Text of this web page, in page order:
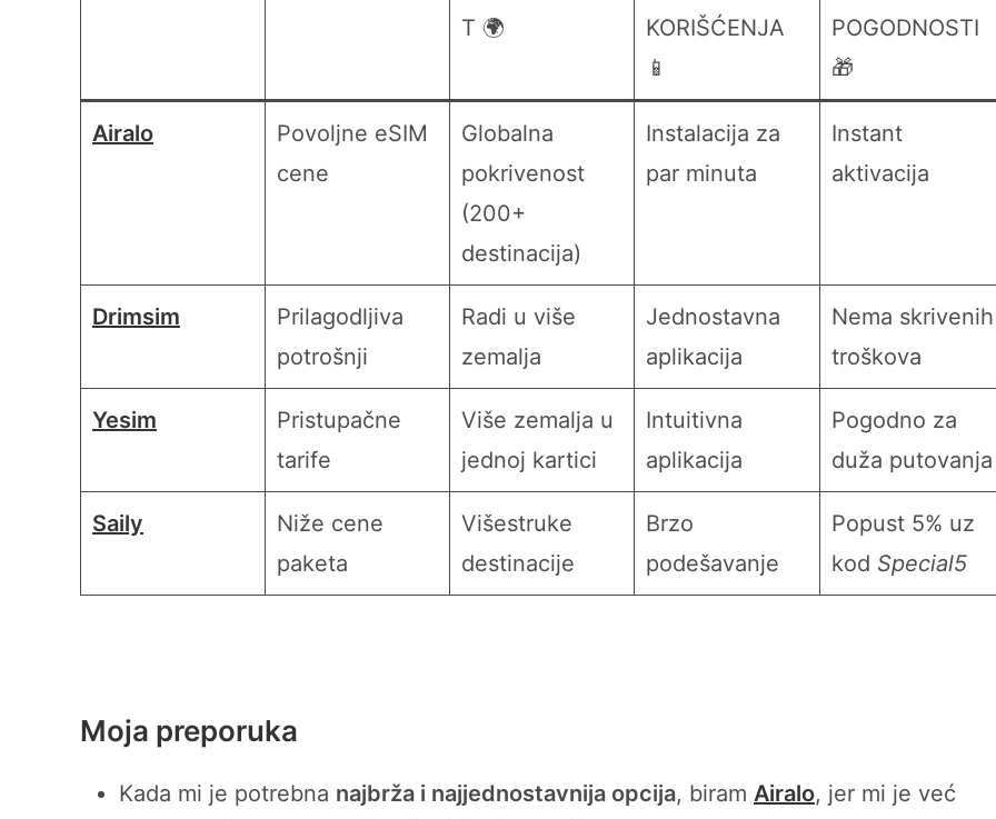
T 🌍
KORIŠĆENJA
📱
POGODNOSTI
🎁
Airalo
Povoljne eSIM
cene
Globalna
pokrivenost
(200+
destinacija)
Instalacija za
par minuta
Instant
aktivacija
Drimsim
Prilagodljiva
potrošnji
Radi u više
zemalja
Jednostavna
aplikacija
Nema skrivenih
troškova
Yesim
Pristupačne
tarife
Više zemalja u
jednoj kartici
Intuitivna
aplikacija
Pogodno za
duža putovanja
Saily
Niže cene
paketa
Višestruke
destinacije
Brzo
podešavanje
Popust 5% uz
kod Special5
Moja preporuka
Kada mi je potrebna najbrža i najjednostavnija opcija, biram Airalo, jer mi je već